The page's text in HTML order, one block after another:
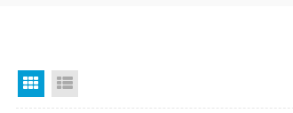
グリッドビュー